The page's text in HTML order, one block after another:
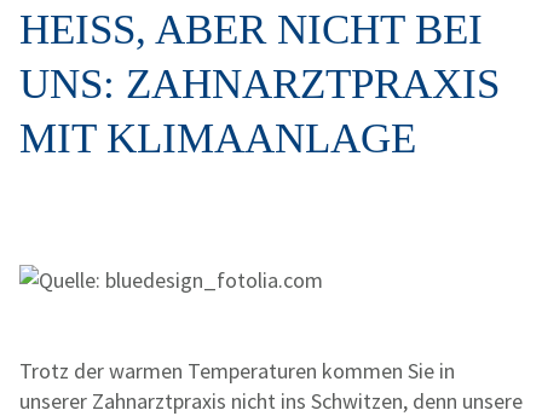
HEISS, ABER NICHT BEI U
NS: ZAHNARZTPRAXIS M
IT KLIMAANLAGE
Trotz der warmen Temperaturen kommen Sie in
unserer Zahnarztpraxis nicht ins Schwitzen, denn unsere